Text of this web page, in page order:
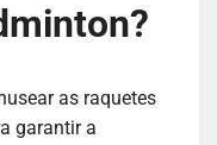
as raquetes
garantir a